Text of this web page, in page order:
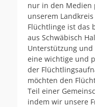
nur in den Medien
unserem
Flüchtlinge ist das
aus Schwäbisch
Unterstützung
eine wichtige und
der
möchten den
Teil einer
indem wir unsere